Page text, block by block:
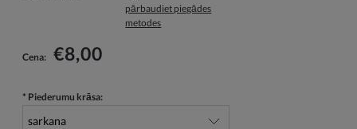
Cenā nav iekļautas iespējamās maksājumu izmaksas
pārbaudiet piegādes
metodes
Cena: €8,00
* Piederumu krāsa: